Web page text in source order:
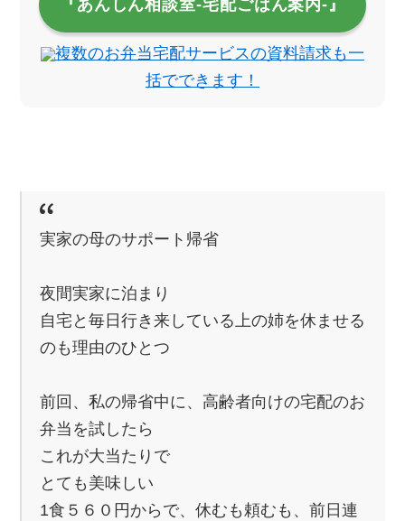
『あんしん相談室‐宅配ごはん案内‐』
複数のお弁当宅配サービスの資料請求も一
括でできます！
実家の母のサポート帰省
夜間実家に泊まり
自宅と毎日行き来している上の姉を休ませる
のも理由のひとつ
前回、私の帰省中に、高齢者向けの宅配のお
弁当を試したら
これが大当たりで
とても美味しい
1食５６０円からで、休むも頼むも、前日連